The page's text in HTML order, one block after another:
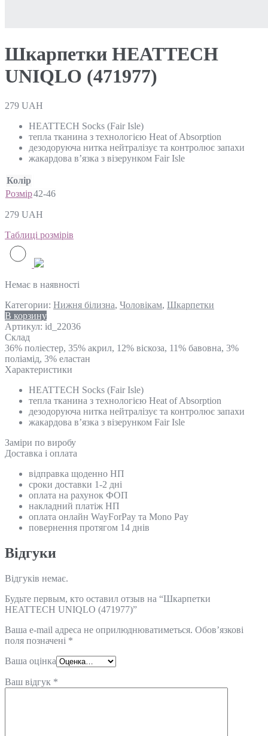
Шкарпетки HEATTECH
UNIQLO (471977)
279 UAH
HEATTECH Socks (Fair Isle)
тепла тканина з технологією Heat of Absorption
дезодоруюча нитка нейтралізує та контролює запахи
жакардова в’язка з візерунком Fair Isle
Колір
Розмір42-46
279 UAH
Таблиці розмірів
Немає в наявності
Категории: Нижня білизна, Чоловікам, Шкарпетки
В корзину
Артикул: id_22036
Склад
36% поліестер, 35% акрил, 12% віскоза, 11% бавовна, 3%
поліамід, 3% еластан
Характеристики
HEATTECH Socks (Fair Isle)
тепла тканина з технологією Heat of Absorption
дезодоруюча нитка нейтралізує та контролює запахи
жакардова в’язка з візерунком Fair Isle
Замiри по виробу
Доставка і оплата
відправка щоденно НП
сроки доставки 1-2 дні
оплата на рахунок ФОП
накладний платіж НП
оплата онлайн WayForPay та Mono Pay
повернення протягом 14 днів
Відгуки
Відгуків немає.
Будьте первым, кто оставил отзыв на “Шкарпетки
HEATTECH UNIQLO (471977)”
Ваша e-mail адреса не оприлюднюватиметься. Обов’язкові
поля позначені *
Ваша оцінка
Ваш відгук *